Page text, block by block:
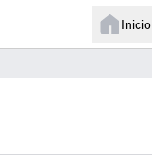
Inicio